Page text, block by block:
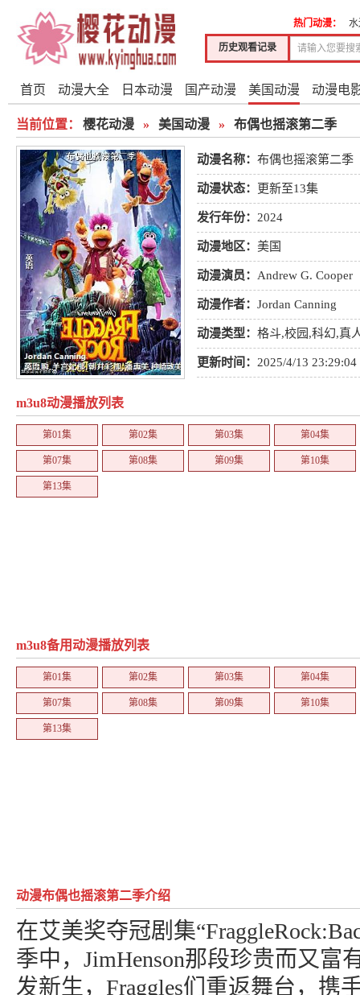
历史观看记录
热门动漫：
首页 动漫大全 日本动漫 国产动漫 美国动漫 动漫电
当前位置： 樱花动漫 » 美国动漫 » 布偶也摇滚第二季
动漫名称： 布偶也摇滚第二季
动漫状态： 更新至13集
发行年份： 2024
动漫地区： 美国
动漫演员： Andrew G. Cooper
斯 博特·高登斯汀 凯瑟琳·欧
动漫作者： Jordan Canning
动漫类型： 格斗,校园,科幻,真
喜剧
更新时间： 2025/4/13 23:29:04
m3u8动漫播放列表
第01集 第02集 第03集 第04集
第07集 第08集 第09集 第10集
第13集
m3u8备用动漫播放列表
第01集 第02集 第03集 第04集
第07集 第08集 第09集 第10集
第13集
动漫布偶也摇滚第二季介绍
在艾美奖夺冠剧集
季中，JimHenson那段珍贵而又富
发新生，Fraggles们重返舞台，携